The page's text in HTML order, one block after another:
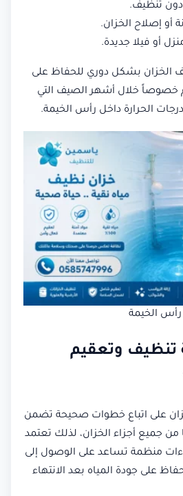
دون تنظيف.
أو إصلاح الخزان.
أو فيلا جديدة.
الخزان بشكل دوري للحفاظ على
خصوصاً خلال أشهر الصيف التي
الحرارة داخل رأس الخيمة.
الخيمة
تنظيف وتعقيم
على اتباع خطوات صحيحة تضمن
من جميع أجزاء الخزان، لذلك تعتمد
منظمة تساعد على الوصول إلى
على جودة المياه بعد الانتهاء